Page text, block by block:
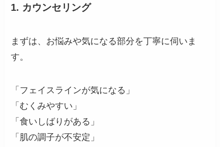
1. カウンセリング
まずは、お悩みや気になる部分を丁寧に伺いま
す。
「フェイスラインが気になる」
「むくみやすい」
「食いしばりがある」
「肌の調子が不安定」